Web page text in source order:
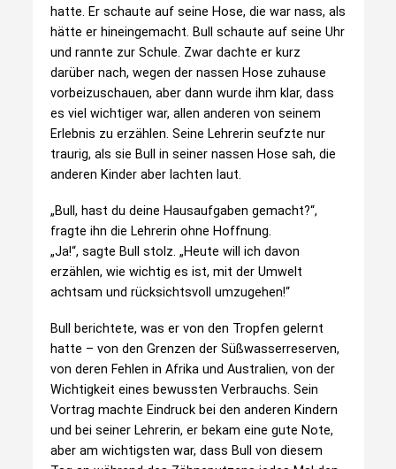
hatte. Er schaute auf seine Hose, die war nass, als
hätte er hineingemacht. Bull schaute auf seine Uhr
und rannte zur Schule. Zwar dachte er kurz
darüber nach, wegen der nassen Hose zuhause
vorbeizuschauen, aber dann wurde ihm klar, dass
es viel wichtiger war, allen anderen von seinem
Erlebnis zu erzählen. Seine Lehrerin seufzte nur
traurig, als sie Bull in seiner nassen Hose sah, die
anderen Kinder aber lachten laut.
„Bull, hast du deine Hausaufgaben gemacht?“,
fragte ihn die Lehrerin ohne Hoffnung.
„Ja!“, sagte Bull stolz. „Heute will ich davon
erzählen, wie wichtig es ist, mit der Umwelt
achtsam und rücksichtsvoll umzugehen!“
Bull berichtete, was er von den Tropfen gelernt
hatte – von den Grenzen der Süßwasserreserven,
von deren Fehlen in Afrika und Australien, von der
Wichtigkeit eines bewussten Verbrauchs. Sein
Vortrag machte Eindruck bei den anderen Kindern
und bei seiner Lehrerin, er bekam eine gute Note,
aber am wichtigsten war, dass Bull von diesem